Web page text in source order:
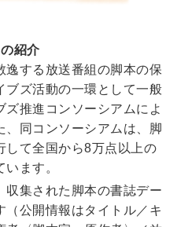
紹介
逸する放送番組の脚本の保
ブズ活動の一環として一般
推進コンソーシアムによ
、同コンソーシアムは、脚
して全国から8万点以上の
ます。
収集された脚本の書誌デー
（公開情報はタイトル／キ